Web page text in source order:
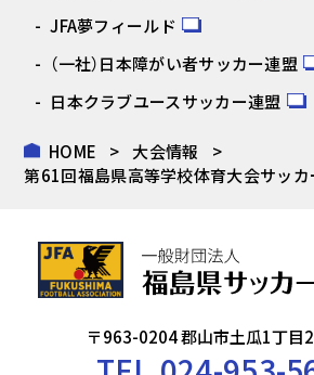
JFA夢フィールド
（一社）日本障がい者サッカー連盟
日本クラブユースサッカー連盟
HOME
大会情報
第61回福島県高等学校体育大会サッカ
〒963-0204 郡山市土瓜1丁目